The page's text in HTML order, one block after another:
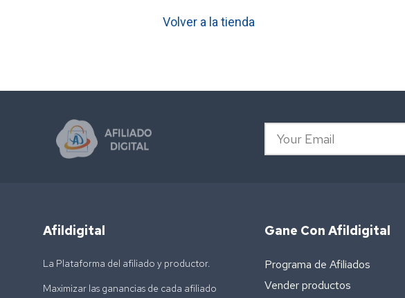
Volver a la tienda
Afildigital
La Plataforma del afiliado y productor.
Maximizar las ganancias de cada afiliado
Gane Con Afildigital
Programa de Afiliados
Vender productos